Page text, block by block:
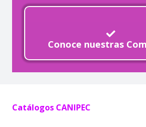
Conoce nuestras
Catálogos CANIPEC